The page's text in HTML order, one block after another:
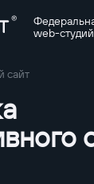
web-студий
сайт